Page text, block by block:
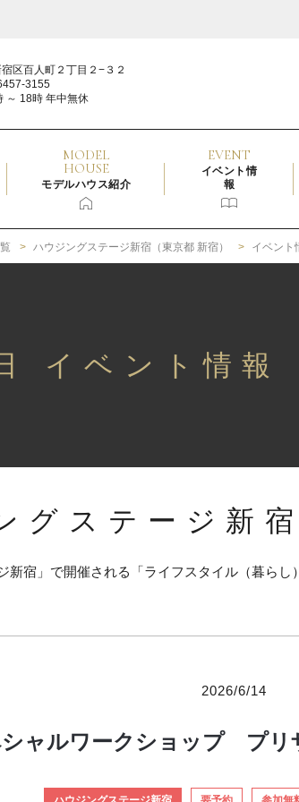
区百人町２丁目２−３２
3155
～ 18時 年中無休
MODEL
HOUSE
モデルハウス紹介
EVENT
イベント情
報
ハウジングステージ新宿（東京都 新宿） イベント
イベント情報
グステージ新
新宿」で開催される「ライフスタイル（暮ら
2026/6/14
ャルワークショップ プリ